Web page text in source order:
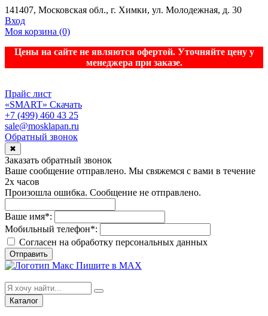
141407, Московская обл., г. Химки, ул. Молодежная, д. 30
Вход
Моя корзина (0)
Цены на сайте не являются офертой. Уточняйте цену у
менеджера при заказе.
Прайс лист
«SMART» Скачать
+7 (499) 460 43 25
sale@mosklapan.ru
Обратный звонок
✖
Заказать обратный звонок
Ваше сообщение отправлено. Мы свяжемся с вами в течение
2х часов
Произошла ошибка. Сообщение не отправлено.
Ваше имя*:
Мобильный телефон*:
Согласен на обработку персональныx данных
Отправить
Пишите в MAX
Каталог